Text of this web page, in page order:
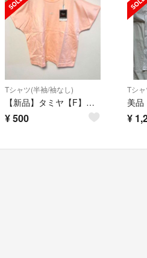
Tシャツ(半袖/袖なし)
【新品】タミヤ【F】半袖フレンチスリーブTシャツ サーモンピンク 日本製
¥500
Tシ
¥